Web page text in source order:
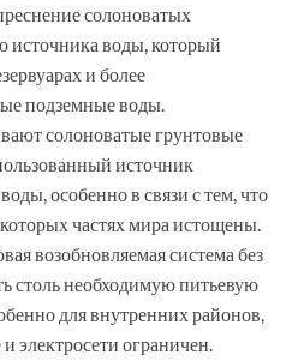
солоноватых
источника воды, который
и более
подземные воды.
солоноватые грунтовые
источник
особенно в связи с тем, что
частях мира истощены.
возобновляемая система без
столь необходимую питьевую
для внутренних районов,
электросети ограничен.